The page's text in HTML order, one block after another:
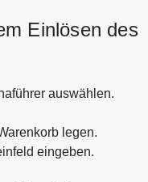
Einlösen des
auswählen.
legen.
eingeben.